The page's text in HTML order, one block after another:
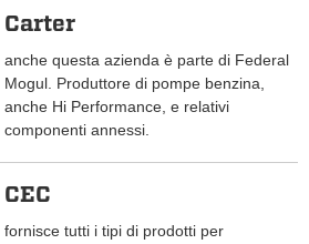
Carter
anche questa azienda è parte di Federal
Mogul. Produttore di pompe benzina,
anche Hi Performance, e relativi
componenti annessi.
CEC
fornisce tutti i tipi di prodotti per